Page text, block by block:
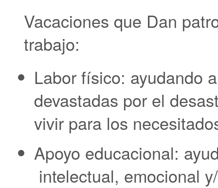
Vacaciones que Dan
trabajo:
Labor físico: ayudando
devastadas por el
vivir para los
Apoyo educacional:
intelectual, emocional